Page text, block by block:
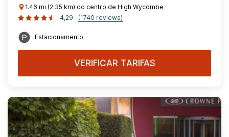
1.46 mi (2.35 km) do centro de High Wycombe
4,29
(1740 reviews)
Estacionamento
VERIFICAR TARIFAS